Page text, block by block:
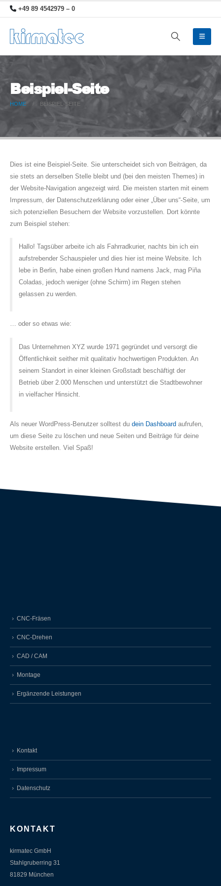
+49 89 4542979 – 0
Beispiel-Seite
HOME BEISPIEL-SEITE
Dies ist eine Beispiel-Seite. Sie unterscheidet sich von Beiträgen, da
sie stets an derselben Stelle bleibt und (bei den meisten Themes) in
der Website-Navigation angezeigt wird. Die meisten starten mit einem
Impressum, der Datenschutzerklärung oder einer „Über uns“-Seite, um
sich potenziellen Besuchern der Website vorzustellen. Dort könnte
zum Beispiel stehen:
Hallo! Tagsüber arbeite ich als Fahrradkurier, nachts bin ich ein
aufstrebender Schauspieler und dies hier ist meine Website. Ich
lebe in Berlin, habe einen großen Hund namens Jack, mag Piña
Coladas, jedoch weniger (ohne Schirm) im Regen stehen
gelassen zu werden.
… oder so etwas wie:
Das Unternehmen XYZ wurde 1971 gegründet und versorgt die
Öffentlichkeit seither mit qualitativ hochwertigen Produkten. An
seinem Standort in einer kleinen Großstadt beschäftigt der
Betrieb über 2.000 Menschen und unterstützt die Stadtbewohner
in vielfacher Hinsicht.
Als neuer WordPress-Benutzer solltest du dein Dashboard aufrufen,
um diese Seite zu löschen und neue Seiten und Beiträge für deine
Website erstellen. Viel Spaß!
CNC-Fräsen
CNC-Drehen
CAD / CAM
Montage
Ergänzende Leistungen
Kontakt
Impressum
Datenschutz
KONTAKT
kirmatec GmbH
Stahlgruberring 31
81829 München